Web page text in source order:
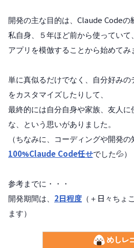
「ずっと作りたかった自分だけの
まいました。その勢いは、私にと
た。
開発の主な目的は、Claude Codeの
私自身、５年ほど前から使ってい
アプリを模倣することから始めてみ
単に真似るだけでなく、自分好み
をカスタマイズしたりして、
最終的には自分自身や家族、友人
な、という思いがありました。
（ちなみに、コーディングや開発の
100%Claude Code任せでした💦）
参考までに・・・
開発期間は、 2日程度 （＋日々ちょ
ます）